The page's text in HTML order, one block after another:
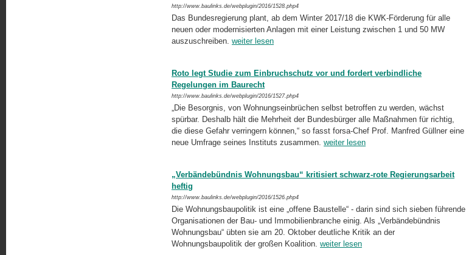
http://www.baulinks.de/webplugin/2016/1528.php4
Das Bundesregierung plant, ab dem Winter 2017/18 die KWK-För­de­rung für alle
neuen oder modernisierten Anlagen mit einer Leistung zwischen 1 und 50 MW
auszuschreiben. weiter lesen
Roto legt Studie zum Einbruchschutz vor und fordert verbindliche
Regelungen im Baurecht
http://www.baulinks.de/webplugin/2016/1527.php4
„Die Besorgnis, von Wohnungseinbrüchen selbst betroffen zu werden, wächst
spürbar. Deshalb hält die Mehrheit der Bundesbürger alle Maßn­ah­men für richtig,
die diese Gefahr verringern können,“ so fasst for­sa-Chef Prof. Manfred Güllner eine
neue Umfrage seines Instituts zu­sam­men. weiter lesen
„Verbändebündnis Wohnungsbau“ kritisiert schwarz-rote Regierungsarbeit
heftig
http://www.baulinks.de/webplugin/2016/1526.php4
Die Wohnungsbaupolitik ist eine „offene Baustelle“ - darin sind sich sieben führende
Organisationen der Bau- und Immobilienbranche einig. Als „Ver­bändebündnis
Wohnungsbau“ übten sie am 20. Oktober deut­li­che Kritik an der
Wohnungsbaupolitik der großen Koalition. weiter lesen